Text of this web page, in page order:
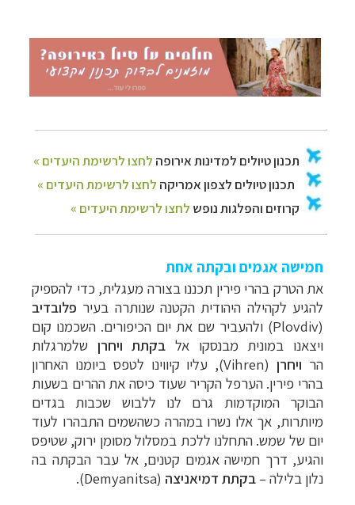
חמישה אגמים ובקתה אחת
את הטרק בהרי פירין תכננו בצורה מעגלית, כדי להספיק
להגיע לקהילה היהודית הקטנה שנותרה בעיר פלובדיב
(
Plovdiv) ולהעביר שם את יום הכיפורים. השכמנו קום
ויצאנו במונית מבנסקו אל בקתת ויחרן שלמרגלות
הר ויחרן(
Vihren), עליו קיווינו לטפס ביומנו האחרון
בהרי פירין. הערפל הקריר שעוד כיסה את ההרים בשעות
הבוקר המוקדמות גרם לנו ללבוש שכבות בגדים
מיותרות, אך אלו נשרו במהרה כשהשמים התבהרו לעוד
יום של שמש. התחלנו ללכת במסלול מסומן ירוק, שטיפס
והגיע, דרך חמישה אגמים קטנים, אל עבר הבקתה בה
נלון בלילה –בקתת דמיאניצה (
Demyanitsa
).